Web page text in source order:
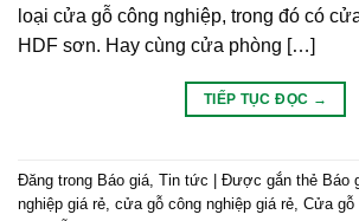
loại cửa gỗ công nghiệp, trong đó có
HDF sơn. Hay cùng cửa phòng […]
TIẾP TỤC ĐỌC →
Đăng trong Báo giá Tin tức Được gắn thẻ Báo
nghiệp giá rẻ cửa gỗ công nghiệp giá rẻ Cửa gỗ